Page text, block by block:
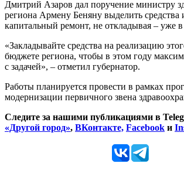
Дмитрий Азаров дал поручение министру
региона Армену Беняну выделить средства
капитальный ремонт, не откладывая – уже в
«Закладывайте средства на реализацию
бюджете региона, чтобы в этом году
с задачей», – отметил губернатор.
Работы планируется провести в рамках
модернизации первичного звена
Следите за нашими публикациями в
«Другой город», ВКонтакте, Facebook и